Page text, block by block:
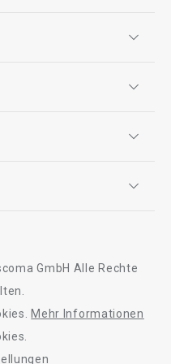
Servierbrett mit
ø 34 cm
GmbH Alle Rechte
Mehr Informationen